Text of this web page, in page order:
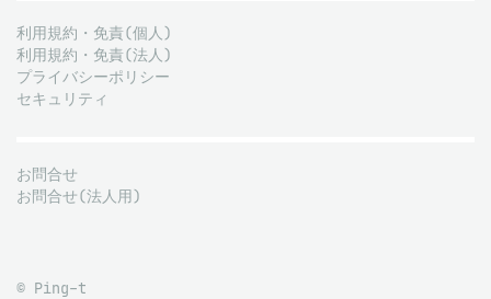
利用規約・免責(個人)
利用規約・免責(法人)
プライバシーポリシー
セキュリティ
お問合せ
お問合せ(法人用)
© Ping-t